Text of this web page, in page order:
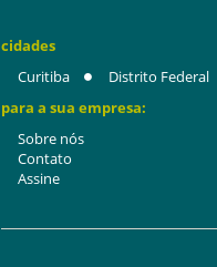
cidades
Curitiba
Distrito Federal
para a sua empresa:
Sobre nós
Contato
Assine